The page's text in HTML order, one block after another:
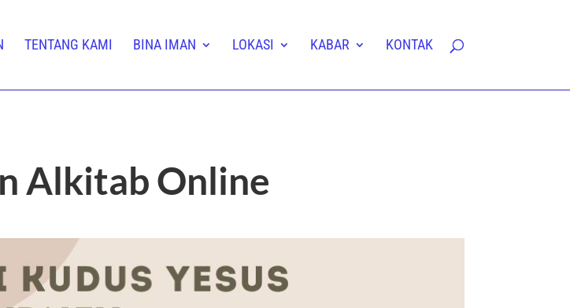
TENTANG KAMI BINA IMAN LOKASI KABAR KONTAK
Alkitab Online